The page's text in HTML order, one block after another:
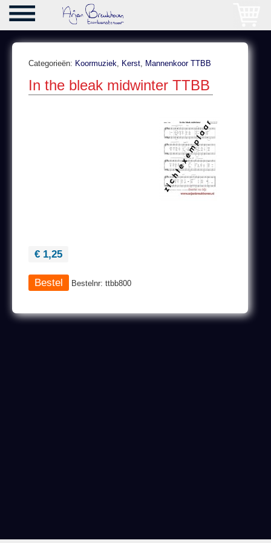
Categorieën: Koormuziek, Kerst, Mannenkoor TTBB
In the bleak midwinter TTBB
€ 1,25
Bestelnr: ttbb800